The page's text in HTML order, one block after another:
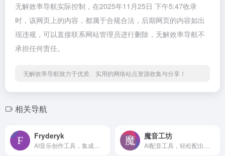
无解效率导航实际控制，在2025年11月25日 下午5:47收录
时，该网页上的内容，都属于合规合法，后期网页的内容如出
现违规，可以直接联系网站管理员进行删除，无解效率导航不
承担任何责任。
无解效率导航致力于优质、实用的网络站点资源收集与分享！
相关导航
Fryderyk 魔音工坊